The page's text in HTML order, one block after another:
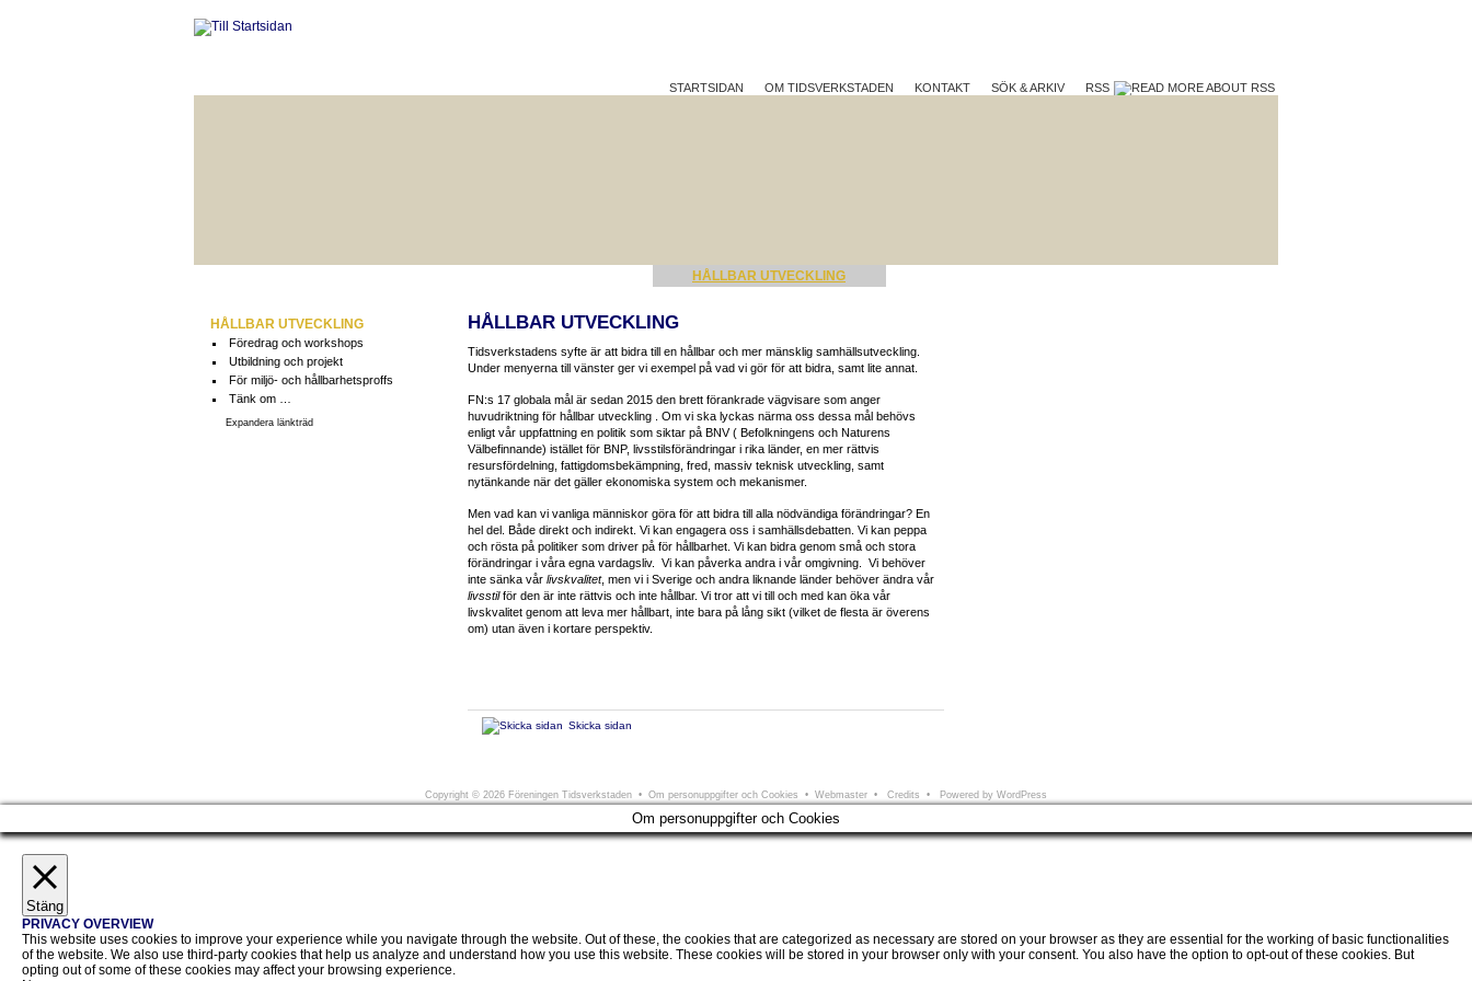
STARTSIDAN OM TIDSVERKSTADEN KONTAKT SÖK & ARKIV RSS
HÅLLBAR UTVECKLING
HÅLLBAR UTVECKLING
Föredrag och workshops
Utbildning och projekt
För miljö- och hållbarhetsproffs
Tänk om …
Expandera länkträd
HÅLLBAR UTVECKLING
Tidsverkstadens syfte är att bidra till en hållbar och mer mänsklig samhällsutveckling.
Under menyerna till vänster ger vi exempel på vad vi gör för att bidra, samt lite annat.
FN:s 17 globala mål är sedan 2015 den brett förankrade vägvisare som anger
huvudriktning för hållbar utveckling . Om vi ska lyckas närma oss dessa mål behövs
enligt vår uppfattning en politik som siktar på BNV ( Befolkningens och Naturens
Välbefinnande) istället för BNP, livsstilsförändringar i rika länder, en mer rättvis
resursfördelning, fattigdomsbekämpning, fred, massiv teknisk utveckling, samt
nytänkande när det gäller ekonomiska system och mekanismer.
Men vad kan vi vanliga människor göra för att bidra till alla nödvändiga förändringar? En
hel del. Både direkt och indirekt. Vi kan engagera oss i samhällsdebatten. Vi kan peppa
och rösta på politiker som driver på för hållbarhet. Vi kan bidra genom små och stora
förändringar i våra egna vardagsliv. Vi kan påverka andra i vår omgivning. Vi behöver
inte sänka vår livskvalitet, men vi i Sverige och andra liknande länder behöver ändra vår
livsstilför den är inte rättvis och inte hållbar. Vi tror att vi till och med kan öka vår
livskvalitet genom att leva mer hållbart, inte bara på lång sikt (vilket de flesta är överens
om) utan även i kortare perspektiv.
Skicka sidan
Copyright © 2026 Föreningen Tidsverkstaden • Om personuppgifter och Cookies • Webmaster • Credits • Powered by WordPress
Om personuppgifter och Cookies
Stäng
PRIVACY OVERVIEW
This website uses cookies to improve your experience while you navigate through the website. Out of these, the cookies that are categorized as necessary are stored on your browser as they are essential for the working of basic functionalities
of the website. We also use third-party cookies that help us analyze and understand how you use this website. These cookies will be stored in your browser only with your consent. You also have the option to opt-out of these cookies. But
opting out of some of these cookies may affect your browsing experience.